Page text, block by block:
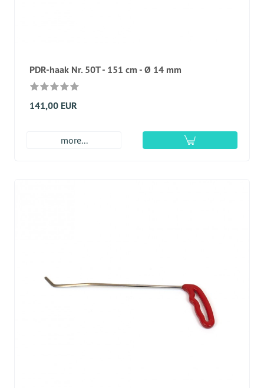
PDR-haak Nr. 50T - 151 cm - Ø 14 mm
141,00 EUR
more...